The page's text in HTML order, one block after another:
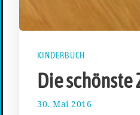
KINDERBUCH
Die schönste
30. Mai 2016